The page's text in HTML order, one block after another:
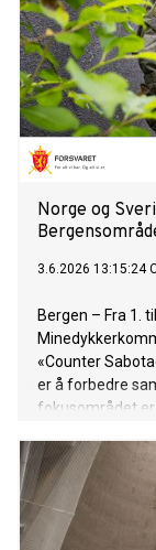
Norge og
3.6.2026 13:15:24
Bergen – Fra 1.
«Counter
er å forbedre
fokusområdet